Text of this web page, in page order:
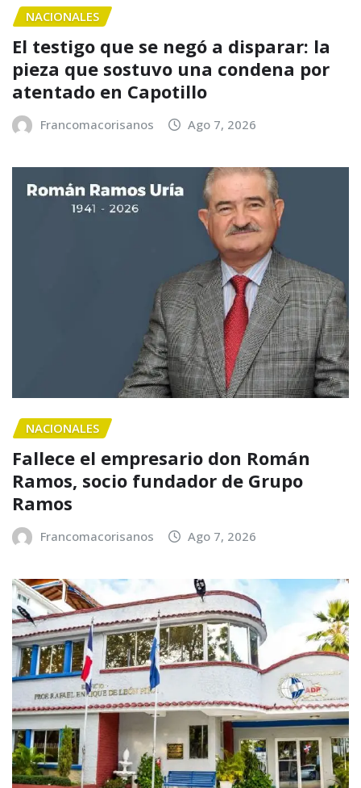
NACIONALES
El testigo que se negó a disparar: la
pieza que sostuvo una condena por
atentado en Capotillo
Francomacorisanos Ago 7, 2026
NACIONALES
Fallece el empresario don Román
Ramos, socio fundador de Grupo
Ramos
Francomacorisanos Ago 7, 2026